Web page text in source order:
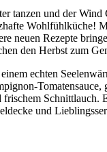
tanzen und der Wind
Wohlfühlküche!
neuen Rezepte
den Herbst zum
echten
Tomatensauce,
frischem Schnittlauch.
und